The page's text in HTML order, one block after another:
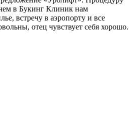
в Букинг Клиник нам
встречу в аэропорту и все
отец чувствует себя хорошо.